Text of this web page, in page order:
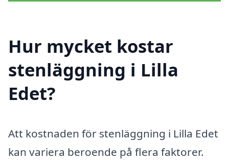
Hur mycket kostar
stenläggning i Lilla
Edet?
Att kostnaden för stenläggning i Lilla Edet
kan variera beroende på flera faktorer.